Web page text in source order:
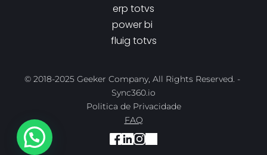
erp totvs
power bi
fluig totvs
Sync360.io
Politica de Privacidade
FAQ